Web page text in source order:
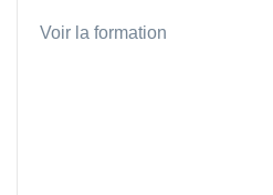
Voir la formation